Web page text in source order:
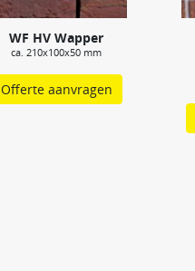
WF HV Wapper
ca. 210x100x50 mm
Offerte aanvragen